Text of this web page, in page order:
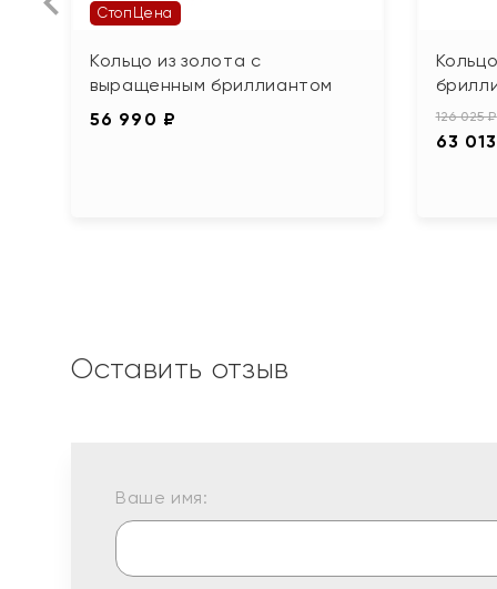
СтопЦена
Кольцо из золота с
выращенным бриллиантом
56 990 ₽
126 025 ₽
63
Оставить отзыв
Ваше имя: